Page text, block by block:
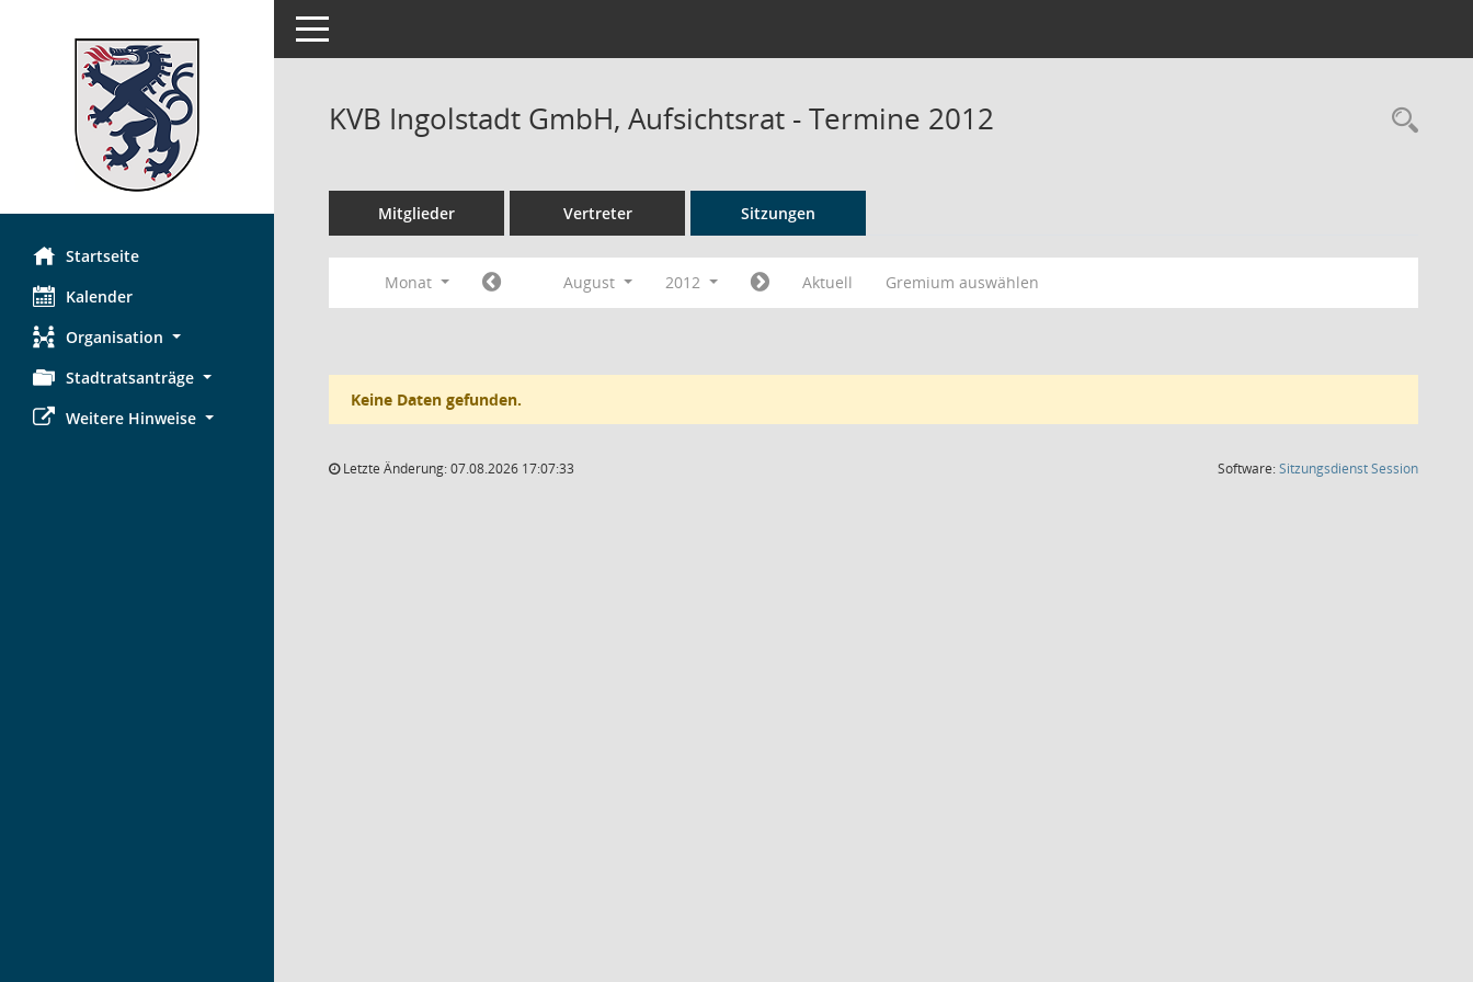
Startseite
Kalender
Organisation
Stadtratsanträge
Weitere Hinweise
Toggle navigation
KVB Ingolstadt GmbH, Aufsichtsrat - Termine 2012
Mitglieder Vertreter Sitzungen
Monat August 2012 Aktuell Gremium auswählen
Keine Daten gefunden.
Letzte Änderung: 07.08.2026 17:07:33 Software:SitzungsdienstSession(Wird in